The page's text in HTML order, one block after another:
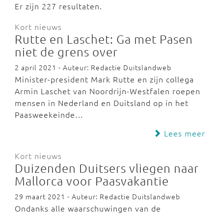
Er zijn 227 resultaten.
Kort nieuws
Rutte en Laschet: Ga met Pasen
niet de grens over
2 april 2021 - Auteur: Redactie Duitslandweb
Minister-president Mark Rutte en zijn collega
Armin Laschet van Noordrijn-Westfalen roepen
mensen in Nederland en Duitsland op in het
Paasweekeinde…
Lees meer
Kort nieuws
Duizenden Duitsers vliegen naar
Mallorca voor Paasvakantie
29 maart 2021 - Auteur: Redactie Duitslandweb
Ondanks alle waarschuwingen van de